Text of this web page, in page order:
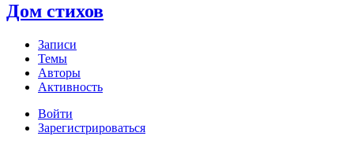
Дом стихов
Записи
Темы
Авторы
Активность
Войти
Зарегистрироваться